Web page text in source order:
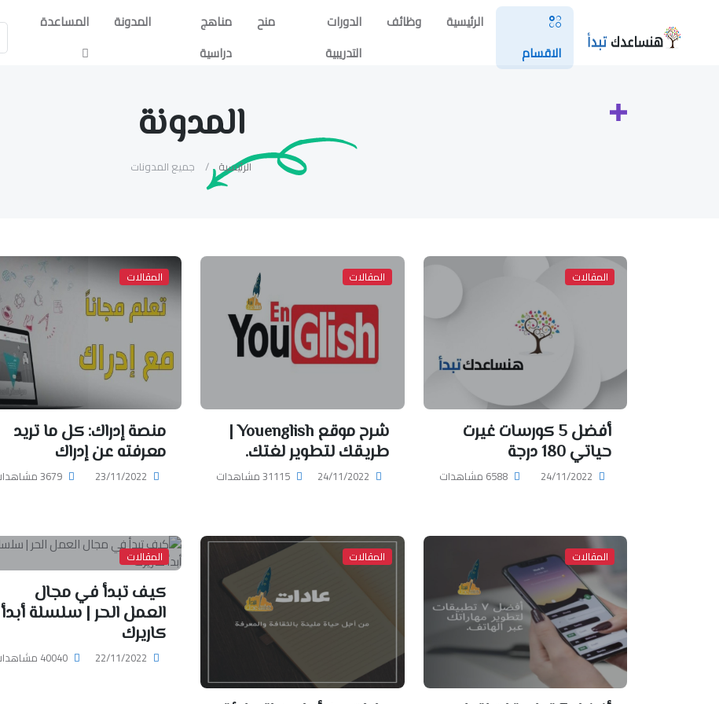
الاقسام
الرئيسية وظائف
الدورات
التدريبية
منح
مناهج
دراسية
المدونة المساعدة
المدونة
الرئيسية جميع المدونات
المقالات
أفضل 5 كورسات غيرت
حياتي 180 درجة
24/11/2022 6588 مشاهدات
المقالات
شرح موقع Youenglish |
طريقك لتطوير لغتك.
24/11/2022 31115 مشاهدات
المقالات
منصة إدراك: كل ما تريد
معرفته عن إدراك
23/11/2022 3679 مشاهدات
المقالات المقالات المقالات
كيف تبدأ في مجال
العمل الحر | سلسلة أبدأ
كاريرك
22/11/2022 40040 مشاهدات